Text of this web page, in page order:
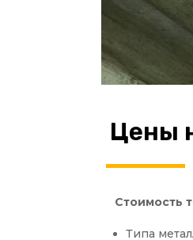
Цены
Стоимость
Типа